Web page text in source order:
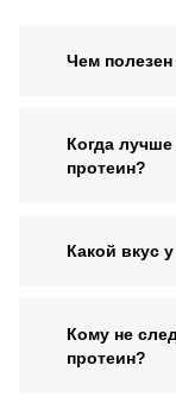
Чем
Когда
протеин?
Какой вкус
Кому не
протеин?